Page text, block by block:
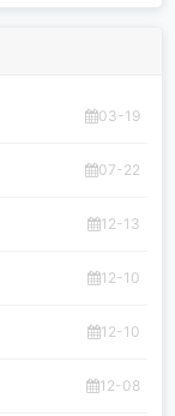
03-19
07-22
12-13
12-10
12-10
12-08